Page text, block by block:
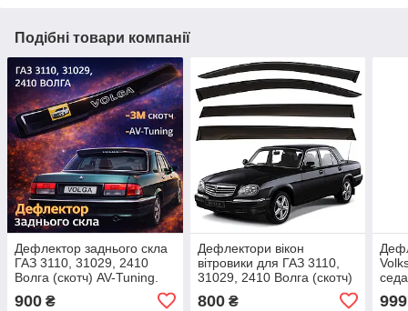
Подібні товари компанії
Дефлектор заднього скла
ГАЗ 3110, 31029, 2410
Волга (скотч) AV-Tuning.
заднього скла
900 ₴
Дефлектори вікон
вітровики для ГАЗ 3110,
31029, 2410 Волга (скотч)
800₴ 999